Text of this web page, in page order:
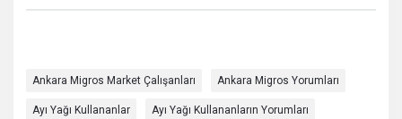
Ankara Migros Market Çalışanları Ankara Migros Yorumları
Ayı Yağı Kullananlar Ayı Yağı Kullananların Yorumları